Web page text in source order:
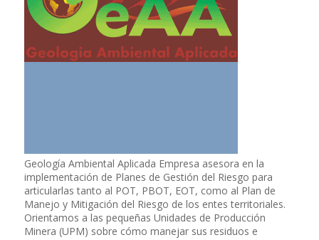
Geología Ambiental Aplicada Empresa asesora en la
implementación de Planes de Gestión del Riesgo para
articularlas tanto al POT, PBOT, EOT, como al Plan de
Manejo y Mitigación del Riesgo de los entes territoriales.
Orientamos a las pequeñas Unidades de Producción
Minera (UPM) sobre cómo manejar sus residuos e